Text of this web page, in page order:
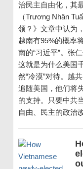
治民主自由化，其
（Trương Nhân
领？》文章中认为
越南有95%的概率
南的“习近平”。张
这就是为什么美国
然“冷漠”对待。越
追随美国，他们将
的支持。只要中共
自由、民主的政治